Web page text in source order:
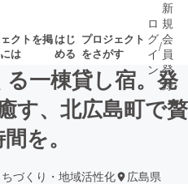
クトを掲
は
はじ
める
プロジェクト
をさがす
ロ募集終了が近いプ
ロジェクト
ロ
グ
イ
ン
/
新
規
会
員
登
録
一棟貸し宿。発
す、北広島町で贅
を。
ちづくり・地域活性化 広島県